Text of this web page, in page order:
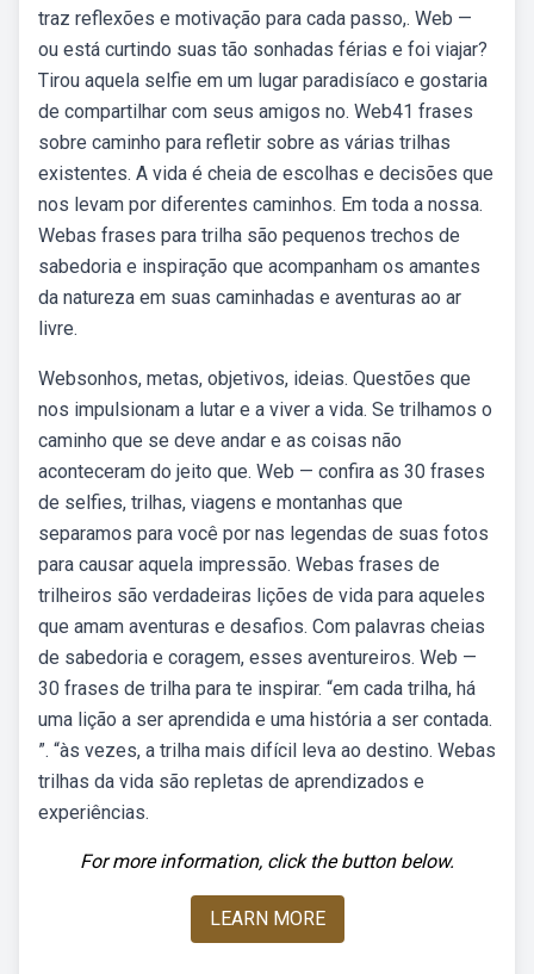
traz reflexões e motivação para cada passo,. Web —
ou está curtindo suas tão sonhadas férias e foi viajar?
Tirou aquela selfie em um lugar paradisíaco e gostaria
de compartilhar com seus amigos no. Web41 frases
sobre caminho para refletir sobre as várias trilhas
existentes. A vida é cheia de escolhas e decisões que
nos levam por diferentes caminhos. Em toda a nossa.
Webas frases para trilha são pequenos trechos de
sabedoria e inspiração que acompanham os amantes
da natureza em suas caminhadas e aventuras ao ar
livre.
Websonhos, metas, objetivos, ideias. Questões que
nos impulsionam a lutar e a viver a vida. Se trilhamos o
caminho que se deve andar e as coisas não
aconteceram do jeito que. Web — confira as 30 frases
de selfies, trilhas, viagens e montanhas que
separamos para você por nas legendas de suas fotos
para causar aquela impressão. Webas frases de
trilheiros são verdadeiras lições de vida para aqueles
que amam aventuras e desafios. Com palavras cheias
de sabedoria e coragem, esses aventureiros. Web —
30 frases de trilha para te inspirar. “em cada trilha, há
uma lição a ser aprendida e uma história a ser contada.
”. “às vezes, a trilha mais difícil leva ao destino. Webas
trilhas da vida são repletas de aprendizados e
experiências.
For more information, click the button below.
LEARN MORE